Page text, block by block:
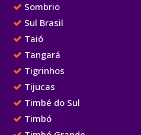
Sombrio
Sul Brasil
Taió
Tangará
Tigrinhos
Tijucas
Timbé do Sul
Timbó